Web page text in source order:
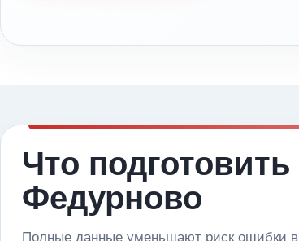
Что
Федурново
Полные данные уменьшают риск ошибки